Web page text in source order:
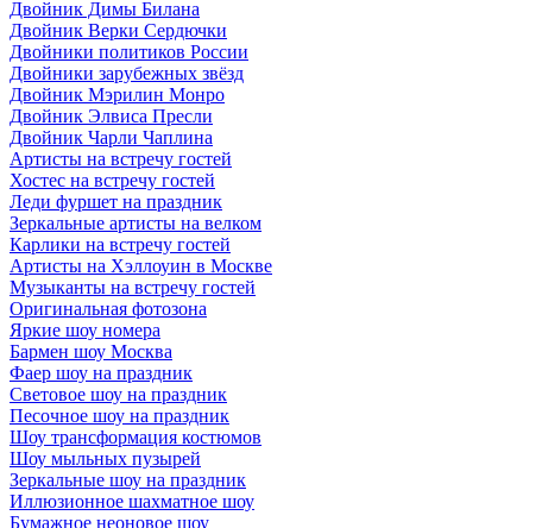
Двойник Димы Билана
Двойник Верки Сердючки
Двойники политиков России
Двойники зарубежных звёзд
Двойник Мэрилин Монро
Двойник Элвиса Пресли
Двойник Чарли Чаплина
Артисты на встречу гостей
Хостес на встречу гостей
Леди фуршет на праздник
Зеркальные артисты на велком
Карлики на встречу гостей
Артисты на Хэллоуин в Москве
Музыканты на встречу гостей
Оригинальная фотозона
Яркие шоу номера
Бармен шоу Москва
Фаер шоу на праздник
Световое шоу на праздник
Песочное шоу на праздник
Шоу трансформация костюмов
Шоу мыльных пузырей
Зеркальные шоу на праздник
Иллюзионное шахматное шоу
Бумажное неоновое шоу